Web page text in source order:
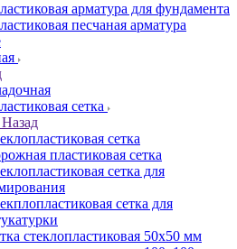
арматура для фундамента
песчаная арматура
сетка
Назад
сетка
пластиковая сетка
сетка для
сетка для
стеклопластиковая 50x50 мм